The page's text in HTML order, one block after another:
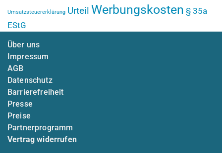
Umsatzsteuererklärung Urteil Werbungskosten § 35a
EStG
Über uns
Impressum
AGB
Datenschutz
Barrierefreiheit
Presse
Preise
Partnerprogramm
Vertrag widerrufen